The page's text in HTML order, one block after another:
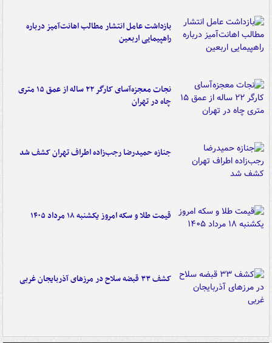
بازداشت عامل انتشار مطالب اهانت‌آمیز درباره
راهپیمایی اربعین
نجات معجزه‌آسای کارگر ۲۲ ساله از عمق ۱۵ متری
چاه در تهران
جنازه حمیدرضا رجب‌زاده اطراف تهران کشف شد
قیمت طلا و سکه امروز یکشنبه ۱۸ مرداد ۱۴۰۵
کشف ۳۳ قبضه سلاح در مرزهای آذربایجان غربی